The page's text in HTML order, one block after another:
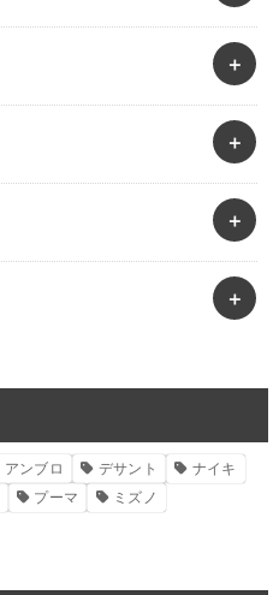
アンブロ デサント
ナイキ
プーマ
ミズノ